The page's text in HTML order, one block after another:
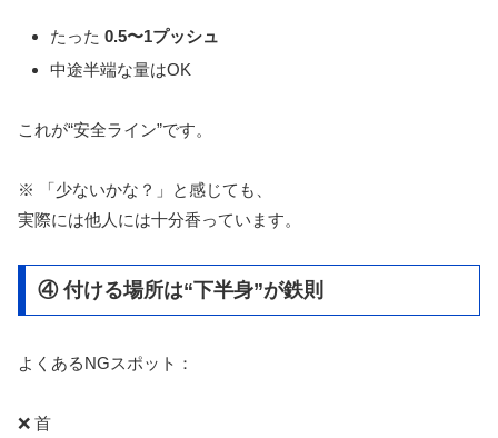
たった 0.5〜1プッシュ
中途半端な量はOK
これが“安全ライン”です。
※ 「少ないかな？」と感じても、
実際には他人には十分香っています。
④ 付ける場所は“下半身”が鉄則
よくあるNGスポット：
❌ 首